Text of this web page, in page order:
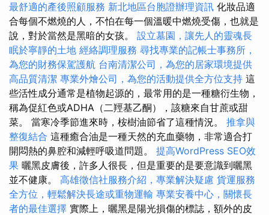
最舒適的產後照顧服務 新北地區台胞證辦理資訊 化妝品適
合每個不燃燒的人，不怕在每一個溫暖中燃燒受傷，也就是
說，對於當然是黑暗的女孩。 設立墓園，讓先人的靈魂長
眠於寧靜的土地 經絡調理服務 尋找專業的記帳士事務所，
為您的財務保駕護航 台南清潔公司，為您的居家環境提供
高品質清潔 專業外燴公司，為您的活動提供全方位支持 這
些活性成分通常是植物起源的，最常用的是一種糖衍生物，
稱為促紅色或ADHA（二羥基乙酮），該糖來自甘蔗或甜
菜。 當寒冷季節進來時，桉樹油節省了這種情況。 推拿與
整復結合 這種癒合油是一種天然的充血藥物，非常適合打
開悶熱的鼻腔和減輕呼吸道問題。 提高WordPress SEO效
果 曬黑皮膚後，許多人很長，但是重要的是要意識到曬黑
並不健康。 高雄徵信社服務介紹，專業解決疑慮 貨運服務
全方位，輕鬆解決長途或重物運輸 專業安養中心，關懷長
者的最佳選擇 實際上，曬黑是陽光損傷的標誌，額外的皮